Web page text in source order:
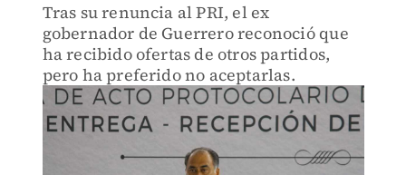
Tras su renuncia al PRI, el ex
gobernador de Guerrero reconoció que
ha recibido ofertas de otros partidos,
pero ha preferido no aceptarlas.